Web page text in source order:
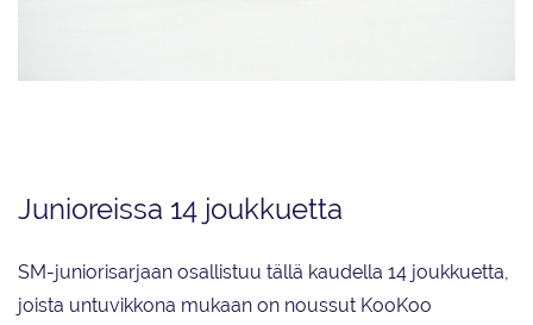
Junioreissa 14 joukkuetta
SM-juniorisarjaan osallistuu tällä kaudella 14 joukkuetta,
joista untuvikkona mukaan on noussut KooKoo